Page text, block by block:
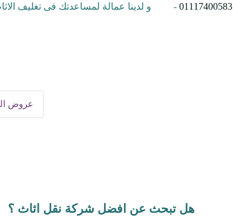
و لدينا عمالة لمساعدتك فى تغليف
01117400583
-
عروض
هل تبحث عن افضل شركة نقل اثاث ؟